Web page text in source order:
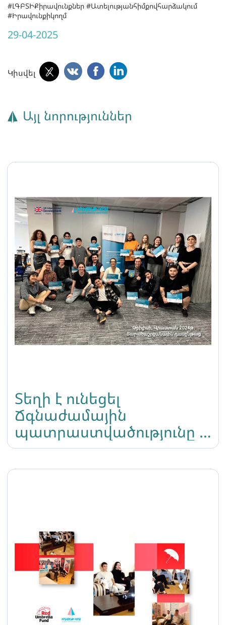
#ԼԳԲՏԻՔիրավունքներ #Ատելությանհիմքովհարձակում
#Իրավունքիկողմ
29-04-2025
Կիսվել
Այլ նորություններ
Տեղի է ունեցել
Ճգնաժամային
պատրաստվածությունը և
ճկունության բարձրացում
տարածաշրջանային